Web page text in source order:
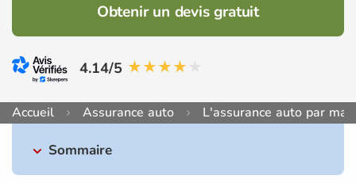
Obtenir un devis gratuit
4.14/5
Accueil Assurance auto L'assurance auto par
Sommaire